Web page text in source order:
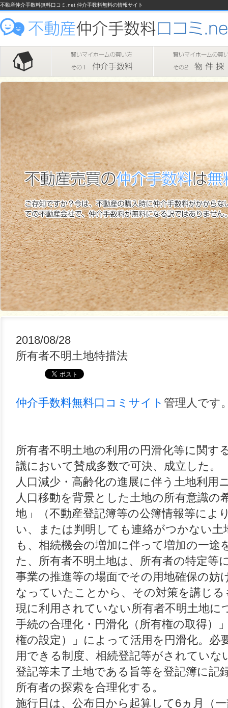
不動産仲介手数料無料口コミ.net 仲介手数料無料の情報サイト
2018/08/28
所有者不明土地特措法
仲介手数料無料口コミサイト 管理人です
所有者不明土地の利用の円滑化等に関す
議において賛成多数で可決、成立した。
人口減少・高齢化の進展に伴う土地利用
人口移動を背景とした土地の所有意識の
地」（不動産登記簿等の公簿情報等によ
い、または判明しても連絡がつかない
も、相続機会の増加に伴って増加の一
た、所有者不明土地は、所有者の特定等
事業の推進等の場面でその用地確保の妨
なっていたことから、その対策を講じる
現に利用されていない所有者不明土地
手続の合理化・円滑化（所有権の取得）
権の設定）」によって活用を円滑化。必
用できる制度、相続登記等がされてい
登記等未了土地である旨等を登記簿に記
所有者の探索を合理化する。
施行日は、公布日から起算して6ヵ月（